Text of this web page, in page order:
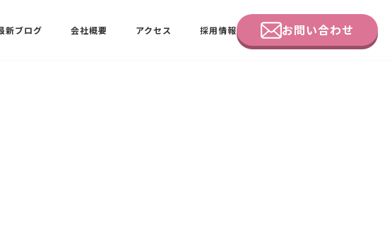
新ブログ 会社概要 アクセス 採用情報 お問い合わせ